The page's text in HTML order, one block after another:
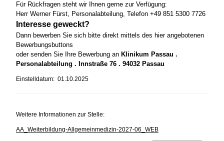
Für Rückfragen steht wir Ihnen gerne zur Verfügung:
Herr Werner Fürst, Personalabteilung, Telefon +49 851 5300 7726
Interesse geweckt?
Dann bewerben Sie sich bitte direkt mittels des hier angebotenen
Bewerbungsbuttons
oder senden Sie Ihre Bewerbung an Klinikum Passau .
Personalabteilung . Innstraße 76 . 94032 Passau
Einstelldatum: 01.10.2025
Weitere Informationen zur Stelle:
AA_Weiterbildung-Allgemeinmedizin-2027-06_WEB